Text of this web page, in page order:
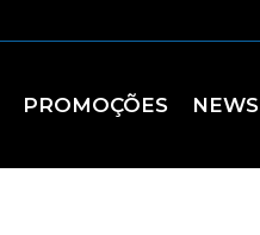
PROMOÇÕES NEWS